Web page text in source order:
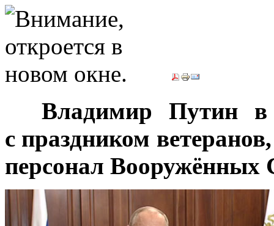
Владимир Путин в
с праздником
персонал Вооружённых